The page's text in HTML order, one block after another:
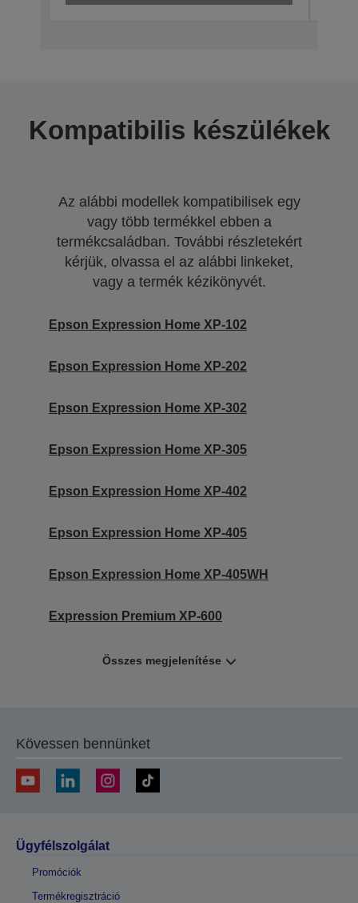
Kompatibilis készülékek
Az alábbi modellek kompatibilisek egy
vagy több termékkel ebben a
termékcsaládban. További részletekért
kérjük, olvassa el az alábbi linkeket,
vagy a termék kézikönyvét.
Epson Expression Home XP-102
Epson Expression Home XP-202
Epson Expression Home XP-302
Epson Expression Home XP-305
Epson Expression Home XP-402
Epson Expression Home XP-405
Epson Expression Home XP-405WH
Expression Premium XP-600
Összes megjelenítése
Kövessen bennünket
Ügyfélszolgálat
Promóciók
Termékregisztráció